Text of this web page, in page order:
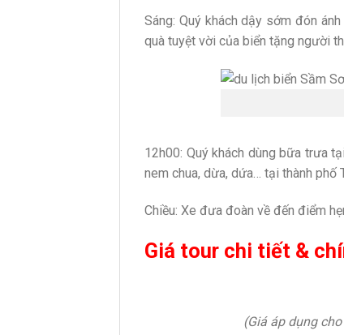
Sáng: Quý khách dậy sớm đón
quà tuyệt vời của biển tặng người
12h00: Quý khách dùng bữa trưa
nem chua, dừa, dứa… tại thành phố
Chiều: Xe đưa đoàn về đến điểm
Giá tour chi tiết &
(Giá áp dụng